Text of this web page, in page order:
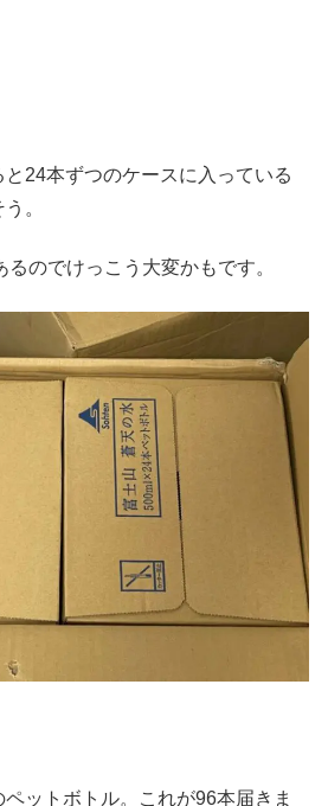
24本ずつのケースに入っている
。
のでけっこう大変かもです。
ットボトル。これが96本届きま